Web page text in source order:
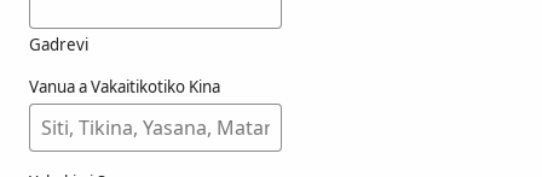
Gadrevi
Vanua a Vakaitikotiko Kina